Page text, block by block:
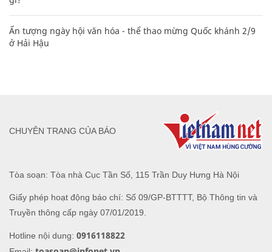
Ấn tượng ngày hội văn hóa - thể thao mừng Quốc khánh 2/9
ở Hải Hậu
Tòa soạn: Tòa nhà Cục Tần Số, 115 Trần Duy Hưng Hà Nội
Giấy phép hoạt động báo chí: Số 09/GP-BTTTT, Bộ Thông tin và
Truyền thông cấp ngày 07/01/2019.
Hotline nội dung: 0916118822
CHUYÊN TRANG CỦA BÁO